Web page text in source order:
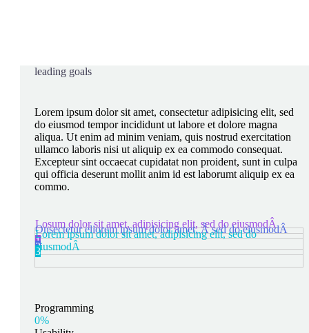
leading goals
Lorem ipsum dolor sit amet, consectetur adipisicing elit, sed
do eiusmod tempor incididunt ut labore et dolore magna
aliqua. Ut enim ad minim veniam, quis nostrud exercitation
ullamco laboris nisi ut aliquip ex ea commodo consequat.
Excepteur sint occaecat cupidatat non proident, sunt in culpa
qui officia deserunt mollit anim id est laborumt aliquip ex ea
commo.
1
Losum dolor sit amet, adipisicing elit, sed do eiusmodÂ
2
Onsectetur eliorem ipsum dolor amet, Â sed do eiusmodÂ
3
Lorem ipsum dolor sit amet, adipisicing elit, sed do
eiusmodÂ
Programming
0%